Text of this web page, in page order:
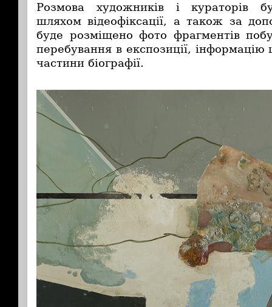
Розмова художників і кураторів
шляхом відеофіксації, а також за
буде розміщено фото фрагментів
перебування в експозиції, інформацію
частини біографії.